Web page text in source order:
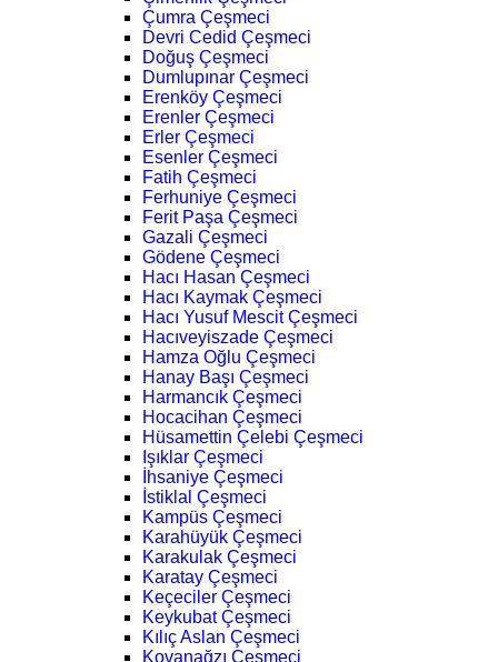
Çumra Çeşmeci
Devri Cedid Çeşmeci
Doğuş Çeşmeci
Dumlupınar Çeşmeci
Erenköy Çeşmeci
Erenler Çeşmeci
Erler Çeşmeci
Esenler Çeşmeci
Fatih Çeşmeci
Ferhuniye Çeşmeci
Ferit Paşa Çeşmeci
Gazali Çeşmeci
Gödene Çeşmeci
Hacı Hasan Çeşmeci
Hacı Kaymak Çeşmeci
Hacı Yusuf Mescit Çeşmeci
Hacıveyiszade Çeşmeci
Hamza Oğlu Çeşmeci
Hanay Başı Çeşmeci
Harmancık Çeşmeci
Hocacihan Çeşmeci
Hüsamettin Çelebi Çeşmeci
Işıklar Çeşmeci
İhsaniye Çeşmeci
İstiklal Çeşmeci
Kampüs Çeşmeci
Karahüyük Çeşmeci
Karakulak Çeşmeci
Karatay Çeşmeci
Keçeciler Çeşmeci
Keykubat Çeşmeci
Kılıç Aslan Çeşmeci
Kovanağzı Çeşmeci